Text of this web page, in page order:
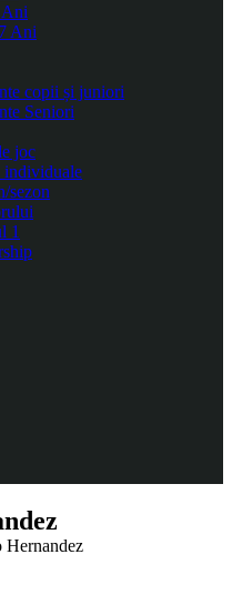
Ani
copii și juniori
Seniori
joc
individuale
sezon
1
Hernandez